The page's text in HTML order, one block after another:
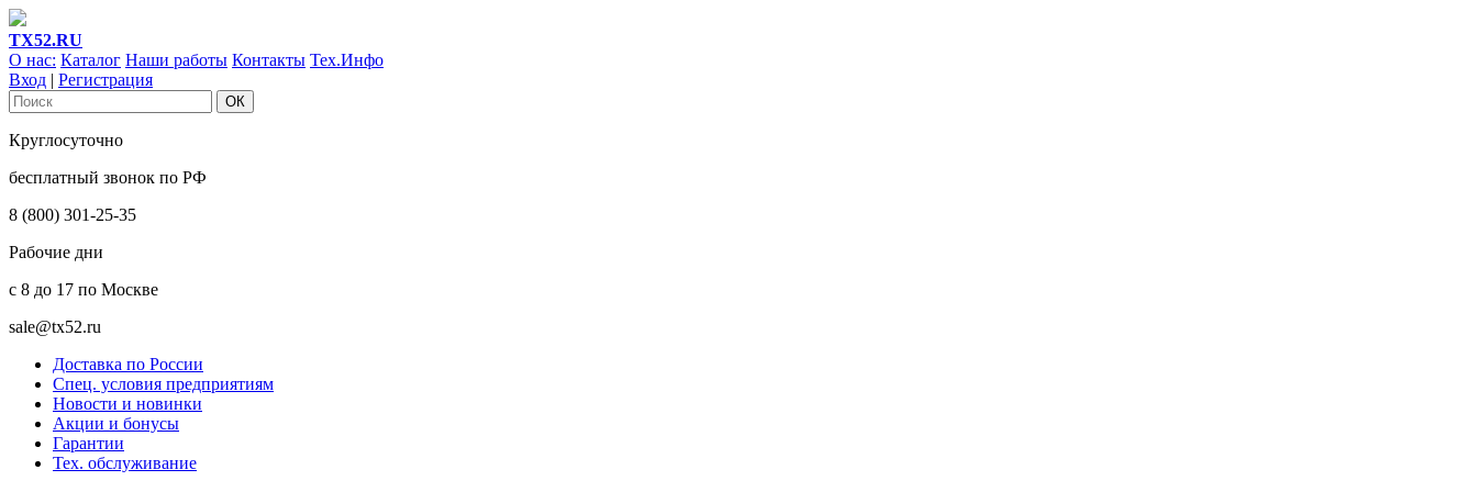
ТХ52.RU
О нас: Каталог Наши работы Контакты Тех.Инфо
Вход | Регистрация
Круглосуточно
бесплатный звонок по РФ
8 (800) 301-25-35
Рабочие дни
с 8 до 17 по Москве
sale@tx52.ru
Доставка по России
Спец. условия предприятиям
Новости и новинки
Акции и бонусы
Гарантии
Тех. обслуживание